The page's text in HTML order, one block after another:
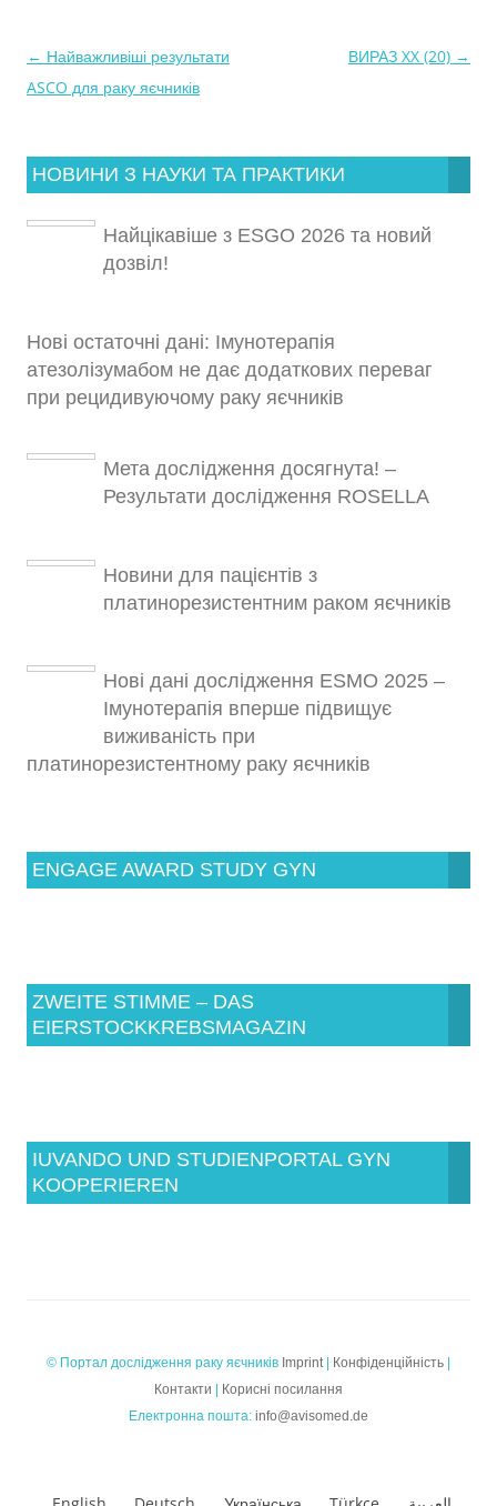
Навігація
по
← Найважливіші результати
ASCO для раку яєчників
ВИРАЗ XX (20) →
НОВИНИ З НАУКИ ТА ПРАКТИКИ
Найцікавіше з ESGO 2026 та новий
дозвіл!
Нові остаточні дані: Імунотерапія
атезолізумабом не дає додаткових переваг
при рецидивуючому раку яєчників
Мета дослідження досягнута! –
Результати дослідження ROSELLA
Новини для пацієнтів з
платинорезистентним раком яєчників
Нові дані дослідження ESMO 2025 –
Імунотерапія вперше підвищує
виживаність при
платинорезистентному раку яєчників
ENGAGE AWARD STUDY GYN
ZWEITE STIMME – DAS
EIERSTOCKKREBSMAGAZIN
IUVANDO UND STUDIENPORTAL GYN
KOOPERIEREN
© Портал дослідження раку яєчників Imprint| Конфіденційність
Контакти
Корисні посилання
Електронна пошта: info@avisomed.de